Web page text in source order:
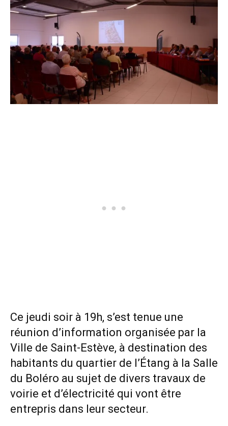
Ce jeudi soir à 19h, s’est tenue une
réunion d’information organisée par la
Ville de Saint-Estève, à destination des
habitants du quartier de l’Étang à la Salle
du Boléro au sujet de divers travaux de
voirie et d’électricité qui vont être
entrepris dans leur secteur.